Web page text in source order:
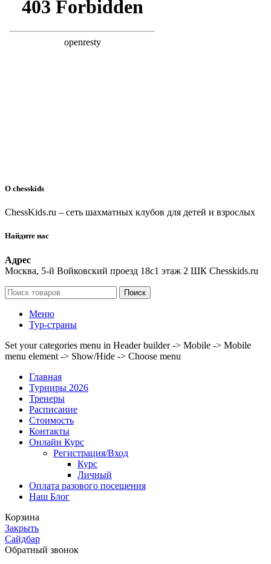
О chesskids
ChessKids.ru – сеть шахматных клубов для детей и взрослых
Найдите нас
Адрес
Москва, 5-й Войковский проезд 18с1 этаж 2 ШК Chesskids.ru
Поиск
Меню
Тур-страны
Set your categories menu in Header builder -> Mobile -> Mobile
menu element -> Show/Hide -> Choose menu
Главная
Турниры 2026
Тренеры
Расписание
Стоимость
Контакты
Онлайн Курс
Регистрация/Вход
Курс
Личный
Оплата разового посещения
Наш Блог
Корзина
Закрыть
Сайдбар
Обратный звонок